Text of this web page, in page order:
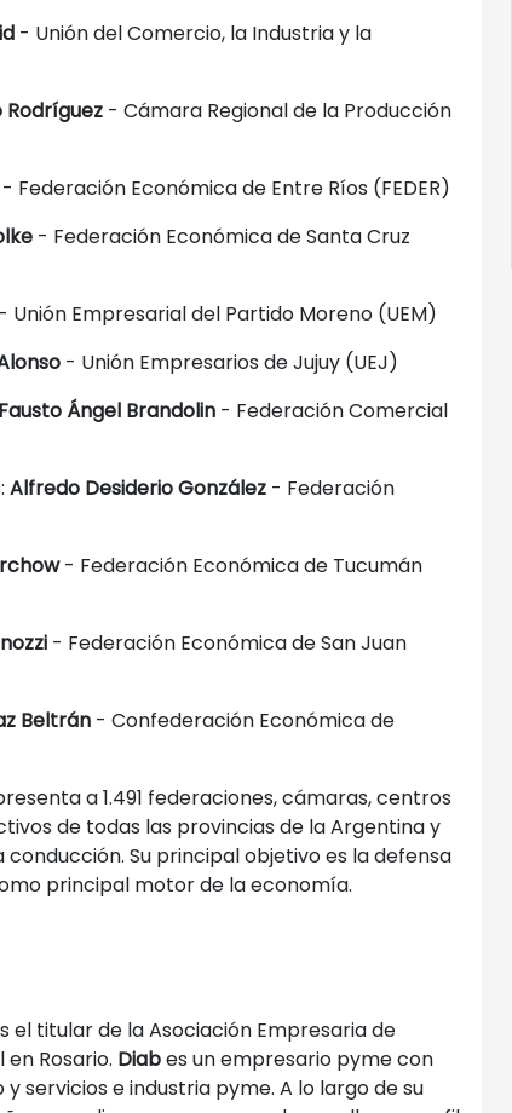
- Unión del Comercio, la Industria y la
Rodríguez - Cámara Regional de la Producción
- Federación Económica de Entre Ríos (FEDER)
- Federación Económica de Santa Cruz
- Unión Empresarial del Partido Moreno (UEM)
- Unión Empresarios de Jujuy (UEJ)
Fausto Ángel Brandolin - Federación Comercial
Alfredo Desiderio González - Federación
- Federación Económica de Tucumán
- Federación Económica de San Juan
Beltrán - Confederación Económica de
a 1.491 federaciones, cámaras, centros
de todas las provincias de la Argentina y
Su principal objetivo es la defensa
principal motor de la economía.
el titular de la Asociación Empresaria de
Rosario. Diabes un empresario pyme con
servicios e industria pyme. A lo largo de su